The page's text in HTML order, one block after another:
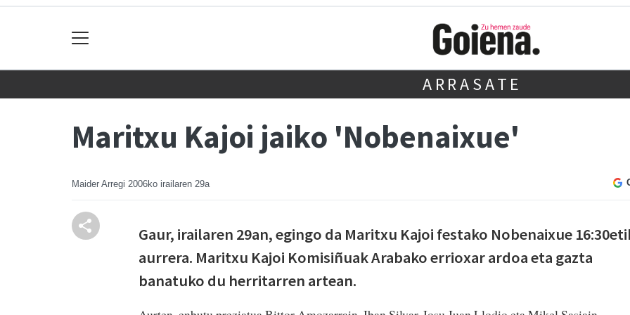
ARRASATE
Maritxu Kajoi jaiko 'Nobenaixue'
Maider Arregi 2006ko irailaren 29a
Gaur, irailaren 29an, egingo da Maritxu Kajoi festako Nobenaixue
aurrera. Maritxu Kajoi Komisiñuak Arabako errioxar ardoa eta gazta
banatuko du herritarren artean.